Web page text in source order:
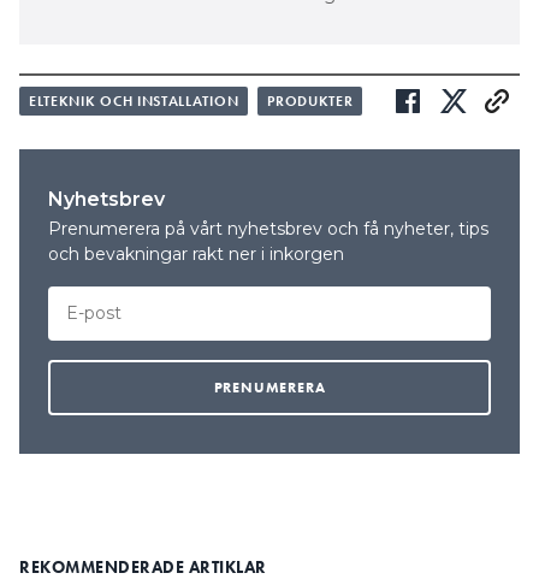
ELTEKNIK OCH INSTALLATION PRODUKTER
Nyhetsbrev
Prenumerera på vårt nyhetsbrev och få nyheter, tips
och bevakningar rakt ner i inkorgen
REKOMMENDERADE ARTIKLAR